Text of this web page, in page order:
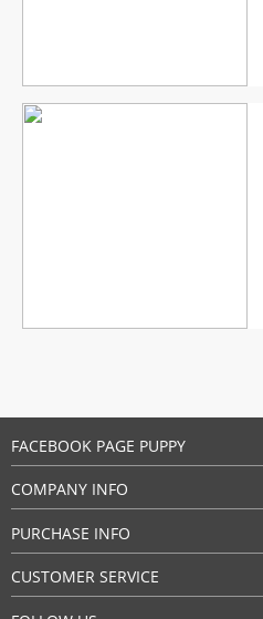
FACEBOOK PAGE PUPPY
COMPANY INFO
PURCHASE INFO
CUSTOMER SERVICE